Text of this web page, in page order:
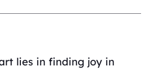
lies in finding joy in